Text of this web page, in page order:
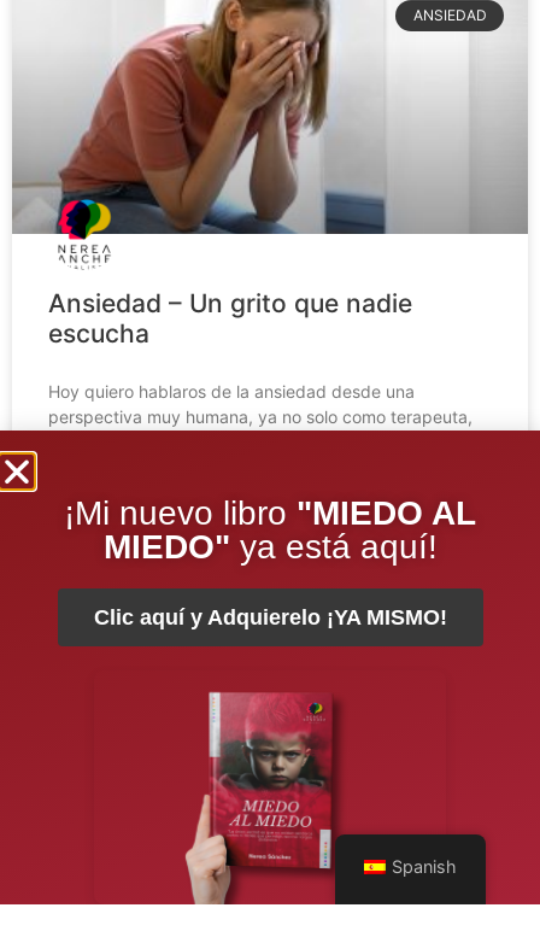
ANSIEDAD
Ansiedad – Un grito que nadie
escucha
Hoy quiero hablaros de la ansiedad desde una
perspectiva muy humana, ya no solo como terapeuta,
LEER COMPLETO »
Spanish
¡Mi nuevo libro "MIEDO AL
MIEDO" ya está aquí!
Clic aquí y Adquierelo ¡YA MISMO!